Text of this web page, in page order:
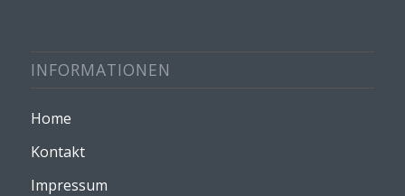
INFORMATIONEN
Home
Kontakt
Impressum